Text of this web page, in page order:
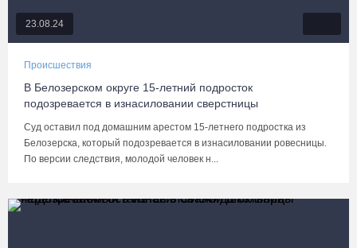
23.08.24
Происшествия
В Белозерском округе 15-летний подросток
подозревается в изнасиловании сверстницы
Суд оставил под домашним арестом 15-летнего подростка из
Белозерска, который подозревается в изнасиловании ровесницы.
По версии следствия, молодой человек н...